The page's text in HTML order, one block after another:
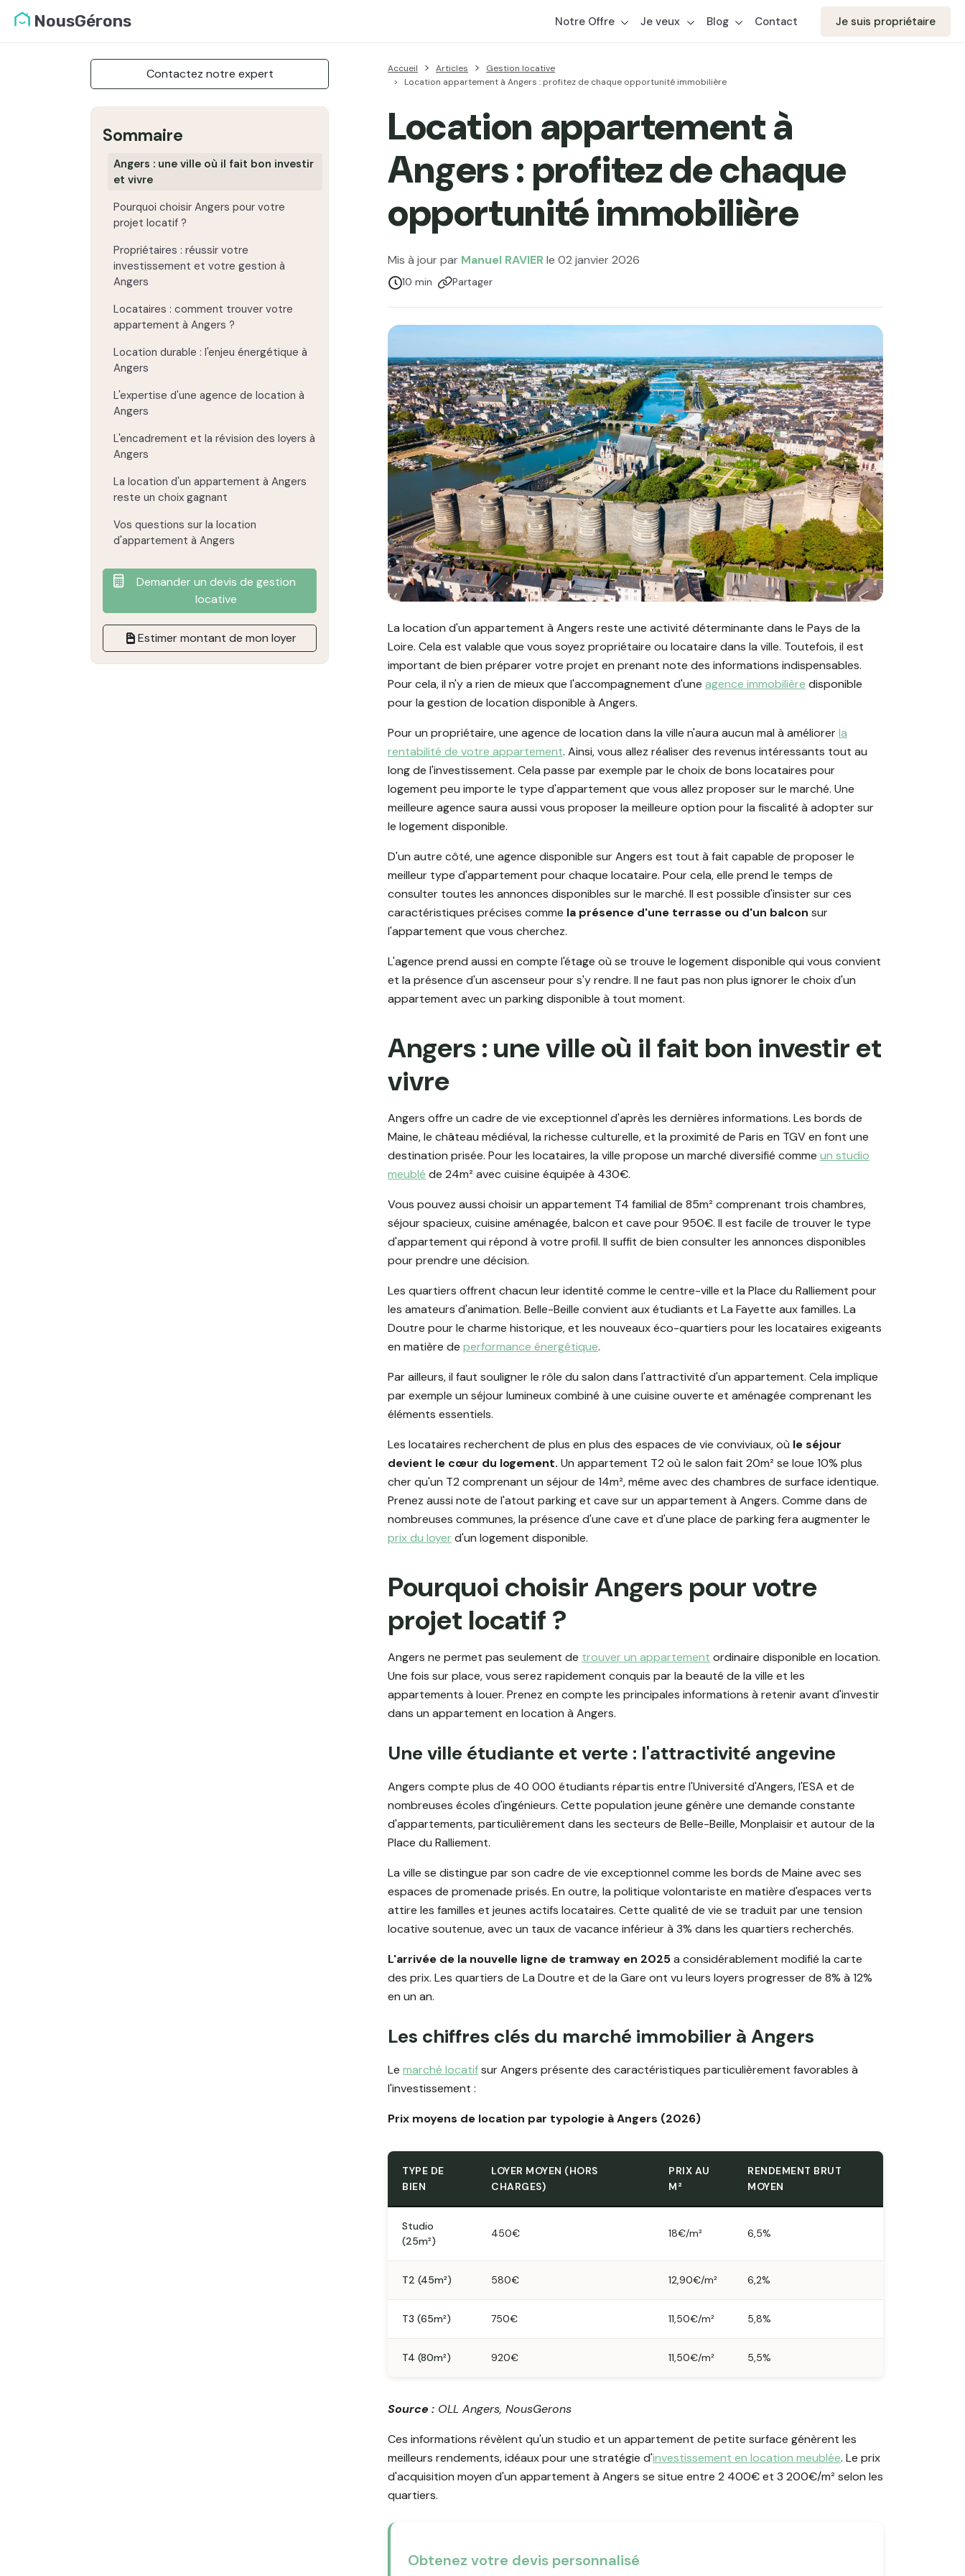
NousGérons Notre Offre Je veux Blog Contact Je suis propriétaire
Accueil Articles
Gestion locative
Location appartement à Angers : profitez de chaque opportunité immobilière
Location appartement à
Angers : profitez de chaque
opportunité immobilière
Mis à jour par Manuel RAVIER le 02 janvier 2026
Temps de lecture :
10 min Partager
La location d'un appartement à Angers reste une activité déterminante dans le Pays de la
Loire. Cela est valable que vous soyez propriétaire ou locataire dans la ville. Toutefois, il est
important de bien préparer votre projet en prenant note des informations indispensables.
Pour cela, il n'y a rien de mieux que l'accompagnement d'une agence immobilière disponible
pour la gestion de location disponible à Angers.
Pour un propriétaire, une agence de location dans la ville n'aura aucun mal à améliorerla
rentabilité de votre appartement. Ainsi, vous allez réaliser des revenus intéressants tout au
long de l'investissement. Cela passe par exemple par le choix de bons locataires pour
logement peu importe le type d'appartement que vous allez proposer sur le marché. Une
meilleure agence saura aussi vous proposer la meilleure option pour la fiscalité à adopter sur
le logement disponible.
D'un autre côté, une agence disponible sur Angers est tout à fait capable de proposer le
meilleur type d'appartement pour chaque locataire. Pour cela, elle prend le temps de
consulter toutes les annonces disponibles sur le marché. Il est possible d'insister sur ces
caractéristiques précises comme la présence d'une terrasse ou d'un balcon sur
l'appartement que vous cherchez.
L'agence prend aussi en compte l'étage où se trouve le logement disponible qui vous convient
et la présence d'un ascenseur pour s'y rendre. Il ne faut pas non plus ignorer le choix d'un
appartement avec un parking disponible à tout moment.
Angers : une ville où il fait bon investir et
vivre
Angers offre un cadre de vie exceptionnel d'après les dernières informations. Les bords de
Maine, le château médiéval, la richesse culturelle, et la proximité de Paris en TGV en font une
destination prisée. Pour les locataires, la ville propose un marché diversifié comme un studio
meublé de 24m² avec cuisine équipée à 430€.
Vous pouvez aussi choisir un appartement T4 familial de 85m² comprenant trois chambres,
séjour spacieux, cuisine aménagée, balcon et cave pour 950€. Il est facile de trouver le type
d'appartement qui répond à votre profil. Il suffit de bien consulter les annonces disponibles
pour prendre une décision.
Les quartiers offrent chacun leur identité comme le centre-ville et la Place du Ralliement pour
les amateurs d'animation. Belle-Beille convient aux étudiants et La Fayette aux familles. La
Doutre pour le charme historique, et les nouveaux éco-quartiers pour les locataires exigeants
en matière de performance énergétique.
Par ailleurs, il faut souligner le rôle du salon dans l'attractivité d'un appartement. Cela implique
par exemple un séjour lumineux combiné à une cuisine ouverte et aménagée comprenant les
éléments essentiels.
Les locataires recherchent de plus en plus des espaces de vie conviviaux, où le séjour
devient le cœur du logement. Un appartement T2 où le salon fait 20m² se loue 10% plus
cher qu'un T2 comprenant un séjour de 14m², même avec des chambres de surface identique.
Prenez aussi note de l'atout parking et cave sur un appartement à Angers. Comme dans de
nombreuses communes, la présence d'une cave et d'une place de parking fera augmenter le
prix du loyer d'un logement disponible.
Pourquoi choisir Angers pour votre
projet locatif ?
Angers ne permet pas seulement de trouver un appartement ordinaire disponible en location.
Une fois sur place, vous serez rapidement conquis par la beauté de la ville et les
appartements à louer. Prenez en compte les principales informations à retenir avant d'investir
dans un appartement en location à Angers.
Une ville étudiante et verte : l'attractivité angevine
Angers compte plus de 40 000 étudiants répartis entre l'Université d'Angers, l'ESA et de
nombreuses écoles d'ingénieurs. Cette population jeune génère une demande constante
d'appartements, particulièrement dans les secteurs de Belle-Beille, Monplaisir et autour de la
Place du Ralliement.
La ville se distingue par son cadre de vie exceptionnel comme les bords de Maine avec ses
espaces de promenade prisés. En outre, la politique volontariste en matière d'espaces verts
attire les familles et jeunes actifs locataires. Cette qualité de vie se traduit par une tension
locative soutenue, avec un taux de vacance inférieur à 3% dans les quartiers recherchés.
L'arrivée de la nouvelle ligne de tramway en 2025a considérablement modifié la carte
des prix. Les quartiers de La Doutre et de la Gare ont vu leurs loyers progresser de 8% à 12%
en un an.
Les chiffres clés du marché immobilier à Angers
Le marché locatifsur Angers présente des caractéristiques particulièrement favorables à
l'investissement :
Prix moyens de location par typologie à Angers (2026)
TYPE DE
BIEN
LOYER MOYEN (HORS
CHARGES)
PRIX AU
M²
RENDEMENT BRUT
MOYEN
Studio
(25m²)
450€ 18€/m² 6,5%
T2 (45m²) 580€ 12,90€/m² 6,2%
T3 (65m²) 750€ 11,50€/m² 5,8%
T4 (80m²) 920€ 11,50€/m² 5,5%
Source : OLL Angers, NousGerons
Ces informations révèlent qu'un studio et un appartement de petite surface génèrent les
meilleurs rendements, idéaux pour une stratégie d'investissement en location meublée. Le prix
d'acquisition moyen d'un appartement à Angers se situe entre 2 400€ et 3 200€/m² selon les
quartiers.
Obtenez votre devis personnalisé
Contactez notre expert
Sommaire
Angers : une ville où il fait bon investir
et vivre
Pourquoi choisir Angers pour votre
projet locatif ?
Propriétaires : réussir votre
investissement et votre gestion à
Angers
Locataires : comment trouver votre
appartement à Angers ?
Location durable : l'enjeu énergétique à
Angers
L'expertise d'une agence de location à
Angers
L'encadrement et la révision des loyers à
Angers
La location d'un appartement à Angers
reste un choix gagnant
Vos questions sur la location
d'appartement à Angers
Demander un devis de gestion
locative
Estimer montant de mon loyer